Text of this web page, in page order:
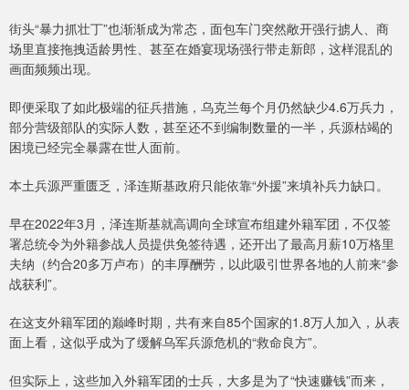
街头“暴力抓壮丁”也渐渐成为常态，面包车门突然敞开强行掳人、商
场里直接拖拽适龄男性、甚至在婚宴现场强行带走新郎，这样混乱的
画面频频出现。
即便采取了如此极端的征兵措施，乌克兰每个月仍然缺少4.6万兵力，
部分营级部队的实际人数，甚至还不到编制数量的一半，兵源枯竭的
困境已经完全暴露在世人面前。
本土兵源严重匮乏，泽连斯基政府只能依靠“外援”来填补兵力缺口。
早在2022年3月，泽连斯基就高调向全球宣布组建外籍军团，不仅签
署总统令为外籍参战人员提供免签待遇，还开出了最高月薪10万格里
夫纳（约合20多万卢布）的丰厚酬劳，以此吸引世界各地的人前来“参
战获利”。
在这支外籍军团的巅峰时期，共有来自85个国家的1.8万人加入，从表
面上看，这似乎成为了缓解乌军兵源危机的“救命良方”。
但实际上，这些加入外籍军团的士兵，大多是为了“快速赚钱”而来，